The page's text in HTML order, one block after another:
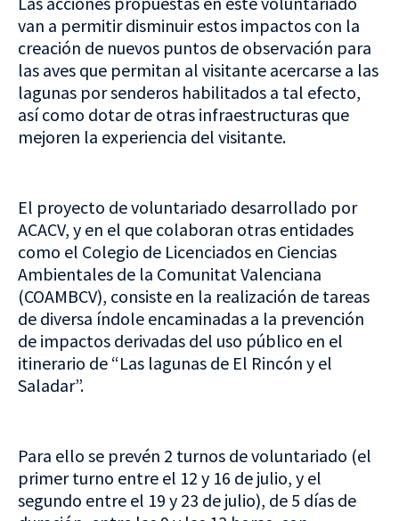
van a permitir disminuir estos impactos con la
creación de nuevos puntos de observación para
las aves que permitan al visitante acercarse a las
lagunas por senderos habilitados a tal efecto,
así como dotar de otras infraestructuras que
mejoren la experiencia del visitante.
El proyecto de voluntariado desarrollado por
ACACV, y en el que colaboran otras entidades
como el Colegio de Licenciados en Ciencias
Ambientales de la Comunitat Valenciana
(COAMBCV), consiste en la realización de tareas
de diversa índole encaminadas a la prevención
de impactos derivadas del uso público en el
itinerario de “Las lagunas de El Rincón y el
Saladar”.
Para ello se prevén 2 turnos de voluntariado (el
primer turno entre el 12 y 16 de julio, y el
segundo entre el 19 y 23 de julio), de 5 días de